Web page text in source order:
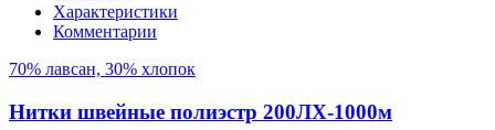
Характеристики
Комментарии
70% лавсан, 30% хлопок
Нитки швейные полиэстр 200ЛХ-1000м